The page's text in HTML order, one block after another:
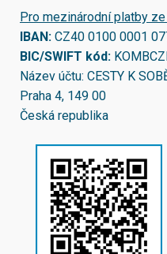
Pro mezinárodní platby ze
IBAN: CZ40 0100 0001
BIC/SWIFT kód:
Název účtu: CESTY K
Praha 4, 149 00
Česká republika